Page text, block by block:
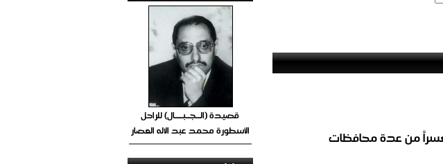
قصيدة (الــجــبــــال) للراحل
الأسطورة محمد عبد الاله العصار